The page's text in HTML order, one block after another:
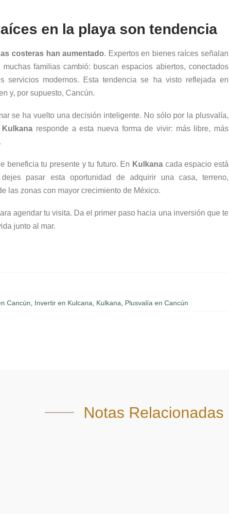
en la playa son tendencia
costeras han aumentado. Expertos en bienes raíces señalan
familias cambió: buscan espacios abiertos, conectados
servicios modernos. Esta tendencia se ha visto reflejada en
y, por supuesto, Cancún.
se ha vuelto una decisión inteligente. No sólo por la plusvalía,
Kulkana responde a esta nueva forma de vivir: más libre, más
beneficia tu presente y tu futuro. En Kulkana cada espacio está
pasar esta oportunidad de adquirir una casa, terreno,
las zonas con mayor crecimiento de México.
agendar tu visita. Da el primer paso hacia una inversión que te
junto al mar.
Cancún Invertir en Kulcana Kulkana Plusvalía en Cancún
Notas Relacionadas